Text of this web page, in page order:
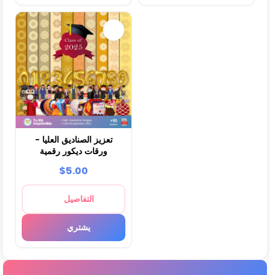
تعزيز الصناديق العليا -
ورقات ديكور رقمية
$5.00
التفاصيل
يشتري